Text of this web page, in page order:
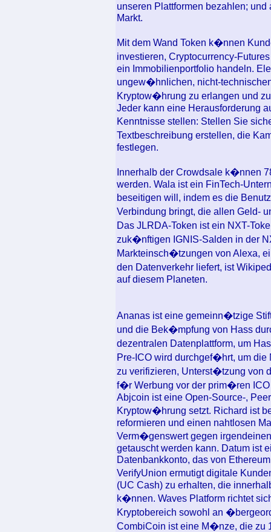
unseren Plattformen bezahlen;
Markt.
Mit dem Wand Token k�nnen
investieren, Cryptocurrency-
ein Immobilienportfolio handeln.
ungew�hnlichen, nicht-
Kryptow�hrung zu erlangen und
Jeder kann eine Herausforderung
Kenntnisse stellen: Stellen Sie
Textbeschreibung erstellen, die
festlegen.
Innerhalb der Crowdsale k�nnen
werden. Wala ist ein FinTech-
beseitigen will, indem es die
Verbindung bringt, die allen Geld-
Das JLRDA-Token ist ein NXT-
zuk�nftigen IGNIS-Salden in der
Markteinsch�tzungen von Alexa,
den Datenverkehr liefert, ist
auf diesem Planeten.
Ananas ist eine gemeinn�tzige
und die Bek�mpfung von Hass
dezentralen Datenplattform, um
Pre-ICO wird durchgef�hrt, um
zu verifizieren, Unterst�tzung von
f�r Werbung vor der prim�ren ICO
Abjcoin ist eine Open-Source-,
Kryptow�hrung setzt. Richard ist
reformieren und einen nahtlosen
Verm�genswert gegen
getauscht werden kann. Datum ist
Datenbankkonto, das von
VerifyUnion ermutigt digitale
(UC Cash) zu erhalten, die
k�nnen. Waves Platform richtet
Kryptobereich sowohl an
CombiCoin ist eine M�nze, die zu